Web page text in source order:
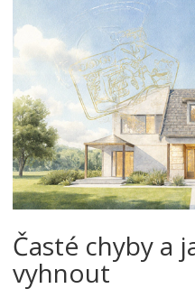
Časté chyby a
vyhnout